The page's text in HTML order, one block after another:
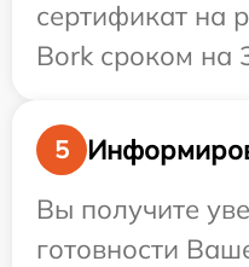
сертификат на
Bork сроком на
5
Вы получите
готовности